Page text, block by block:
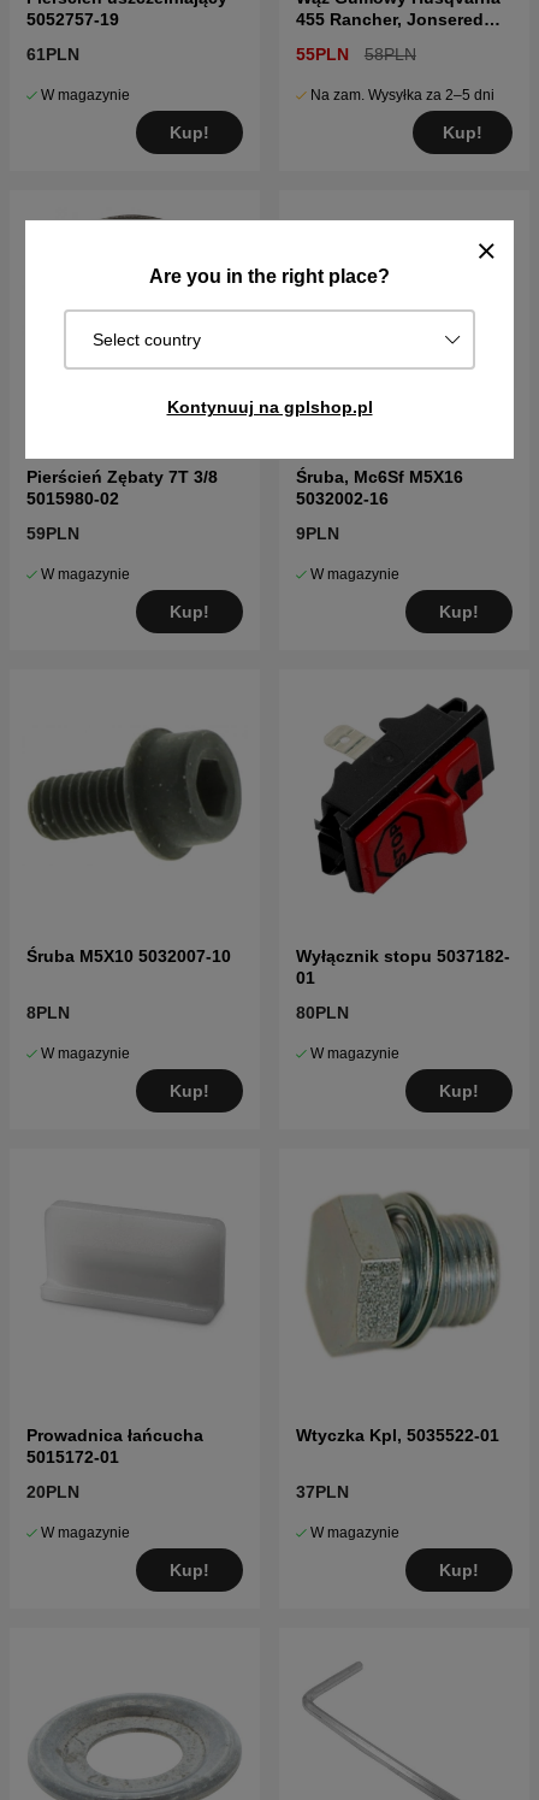
Are you in the right place?
Select country
Kontynuuj na gplshop.pl
5052757-19
61PLN
W magazynie
Kup!
455 Rancher, Jonsered
55PLN 58PLN
Na zam. Wysyłka za 2–5 dni
Kup!
Pierścień Zębaty 7T 3/8
5015980-02
59PLN
W magazynie
Kup!
Śruba, Mc6Sf M5X16
5032002-16
9PLN
W magazynie
Kup!
Śruba M5X10 5032007-10
8PLN
W magazynie
Kup!
Wyłącznik stopu 5037182-
01
80PLN
W magazynie
Kup!
Prowadnica łańcucha
5015172-01
20PLN
W magazynie
Kup!
Wtyczka Kpl, 5035522-01
37PLN
W magazynie
Kup!